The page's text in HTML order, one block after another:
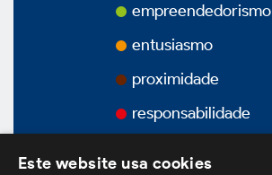
Visão Geral
empreendedorismo
entusiasmo
proximidade
responsabilidade
Este website usa cookies